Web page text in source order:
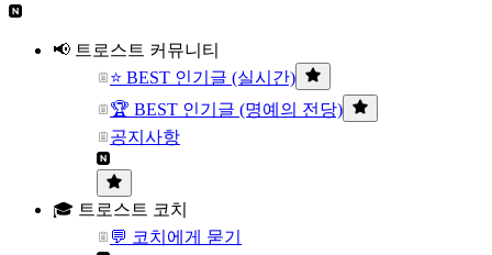
📢 트로스트 커뮤니티
⭐ BEST 인기글 (실시간)
🏆 BEST 인기글 (명예의 전당)
공지사항
🎓 트로스트 코치
💬 코치에게 묻기